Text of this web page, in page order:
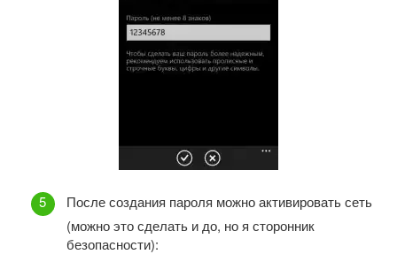
После создания пароля можно активировать сеть
(можно это сделать и до, но я сторонник
безопасности):